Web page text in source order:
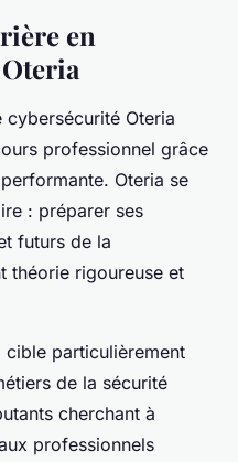
en
cybersécurité Oteria
professionnel grâce
Oteria se
: préparer ses
futurs de la
théorie rigoureuse et
cible particulièrement
de la sécurité
cherchant à
professionnels